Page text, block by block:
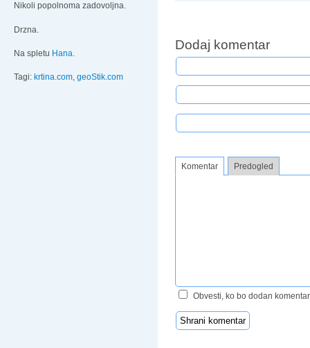
Nikoli popolnoma zadovoljna.
Drzna.
Na spletu Hana.
Tagi: krtina.com, geoStik.com
Dodaj komentar
Komentar Predogled
Obvesti, ko bo dodan komentar